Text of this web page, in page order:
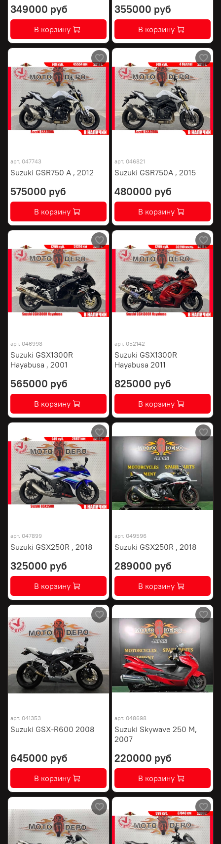
349000 руб
В корзину
355000 руб
В корзину
арт. 047743
Suzuki GSR750 A , 2012
575000 руб
В корзину
арт. 046821
Suzuki GSR750A , 2015
480000 руб
В корзину
арт. 046998
Suzuki GSX1300R
Hayabusa , 2001
565000 руб
В корзину
арт. 052142
Suzuki GSX1300R
Hayabusa 2011
825000 руб
В корзину
арт. 047899
Suzuki GSX250R , 2018
325000 руб
В корзину
арт. 049596
Suzuki GSX250R , 2018
289000 руб
В корзину
арт. 041353
Suzuki GSX-R600 2008
645000 руб
В корзину
арт. 048698
Suzuki Skywave 250 M,
2007
220000 руб
В корзину